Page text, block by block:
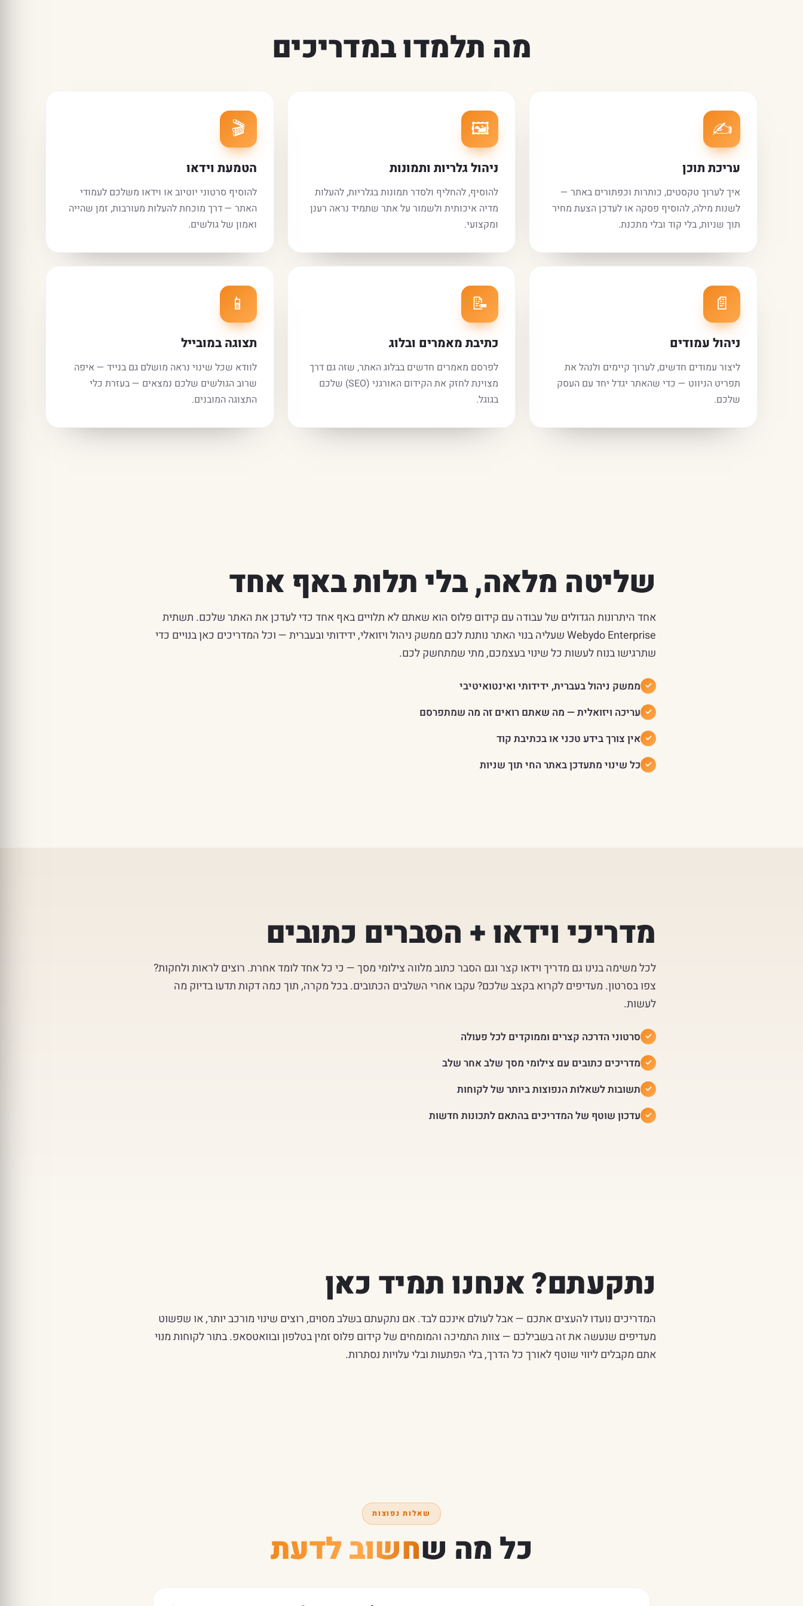
מה תלמדו במדריכים
✍️
עריכת תוכן
איך לערוך טקסטים, כותרות וכפתורים באתר —
לשנות מילה, להוסיף פסקה או לעדכן הצעת מחיר
תוך שניות, בלי קוד ובלי מתכנת.
🖼️
ניהול גלריות ותמונות
להוסיף, להחליף ולסדר תמונות בגלריות, להעלות
מדיה איכותית ולשמור על אתר שתמיד נראה רענן
ומקצועי.
🎬
הטמעת וידאו
להוסיף סרטוני יוטיוב או וידאו משלכם לעמודי
האתר — דרך מוכחת להעלות מעורבות, זמן שהייה
ואמון של גולשים.
📄
ניהול עמודים
ליצור עמודים חדשים, לערוך קיימים ולנהל את
תפריט הניווט — כדי שהאתר יגדל יחד עם העסק
שלכם.
📝
כתיבת מאמרים ובלוג
לפרסם מאמרים חדשים בבלוג האתר, שזה גם דרך
מצוינת לחזק את הקידום האורגני (SEO) שלכם
בגוגל.
📱
תצוגה במובייל
לוודא שכל שינוי נראה מושלם גם בנייד — איפה
שרוב הגולשים שלכם נמצאים — בעזרת כלי
התצוגה המובנים.
שליטה מלאה, בלי תלות באף אחד
אחד היתרונות הגדולים של עבודה עם קידום פלוס הוא שאתם לא תלויים באף אחד כדי לעדכן את האתר שלכם. תשתית
Webydo Enterprise שעליה בנוי האתר נותנת לכם ממשק ניהול ויזואלי, ידידותי ובעברית — וכל המדריכים כאן בנויים כדי
שתרגישו בנוח לעשות כל שינוי בעצמכם, מתי שמתחשק לכם.
ממשק ניהול בעברית, ידידותי ואינטואיטיבי
עריכה ויזואלית — מה שאתם רואים זה מה שמתפרסם
אין צורך בידע טכני או בכתיבת קוד
כל שינוי מתעדכן באתר החי תוך שניות
מדריכי וידאו + הסברים כתובים
לכל משימה בנינו גם מדריך וידאו קצר וגם הסבר כתוב מלווה צילומי מסך — כי כל אחד לומד אחרת. רוצים לראות ולחקות?
צפו בסרטון. מעדיפים לקרוא בקצב שלכם? עקבו אחרי השלבים הכתובים. בכל מקרה, תוך כמה דקות תדעו בדיוק מה
לעשות.
סרטוני הדרכה קצרים וממוקדים לכל פעולה
מדריכים כתובים עם צילומי מסך שלב אחר שלב
תשובות לשאלות הנפוצות ביותר של לקוחות
עדכון שוטף של המדריכים בהתאם לתכונות חדשות
נתקעתם? אנחנו תמיד כאן
המדריכים נועדו להעצים אתכם — אבל לעולם אינכם לבד. אם נתקעתם בשלב מסוים, רוצים שינוי מורכב יותר, או שפשוט
מעדיפים שנעשה את זה בשבילכם — צוות התמיכה והמומחים של קידום פלוס זמין בטלפון ובוואטסאפ. בתור לקוחות מנוי
אתם מקבלים ליווי שוטף לאורך כל הדרך, בלי הפתעות ובלי עלויות נסתרות.
שאלות נפוצות
כל מה שחשוב לדעת